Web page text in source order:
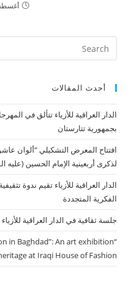
أغسطس 13,
أحدث المقالات
الدار العراقية للأزياء تتألق في
بجمهورية تتارستان
افتتاح المعرض التشكيلي “ألوان
لذكرى أربعينية الإمام الحسين (عليه
الدار العراقية للأزياء تقيم ندوة
الفكرية المتجددة
جلسة ثقافية في الدار العراقية
in Baghdad”: An art exhibition
at Iraqi House of Fashion